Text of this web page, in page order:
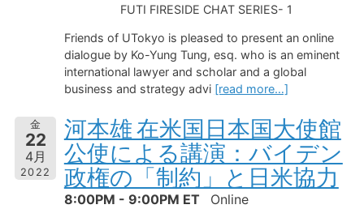
FUTI FIRESIDE CHAT SERIES- 1
Friends of UTokyo is pleased to present an online
dialogue by Ko-Yung Tung, esq. who is an eminent
international lawyer and scholar and a global
business and strategy advi [read more…]
金
22
4月
2022
河本雄 在米国日本国大使館
公使による講演：バイデン
政権の「制約」と日米協力
8:00PM - 9:00PM ET Online